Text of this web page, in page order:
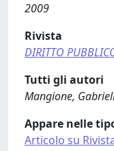
2009
Rivista
DIRITTO
Tutti gli autori
Mangione,
Appare nelle
Articolo su